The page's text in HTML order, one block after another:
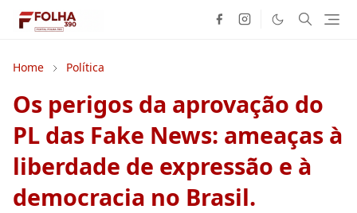
Home Política
Os perigos da aprovação do
PL das Fake News: ameaças à
liberdade de expressão e à
democracia no Brasil.